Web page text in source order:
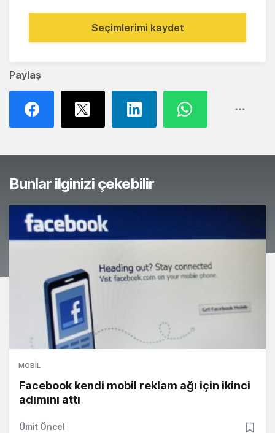
Paylaş
Seçimlerimi kaydet
Bunlar ilginizi çekebilir
MOBIL
Facebook kendi mobil reklam ağı için ikinci
adımını attı
Ümit Öncel